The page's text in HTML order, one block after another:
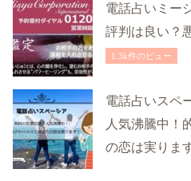
電話占いミー
評判は良い？
1.3k件のビュー
電話占いスペ
人気沸騰中！
の恋は実りま